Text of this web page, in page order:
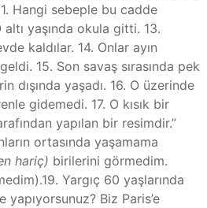
Hangi sebeple bu cadde
yaşında okula gitti. 13.
kaldılar. 14. Onlar ayın
15. Son savaş sırasında pek
dışında yaşadı. 16. O üzerinde
gidemedi. 17. O kısık bir
yapılan bir resimdir.”
ortasında yaşamama
hariç) birilerini görmedim.
Yargıç 60 yaşlarında
yapıyorsunuz? Biz Paris’e